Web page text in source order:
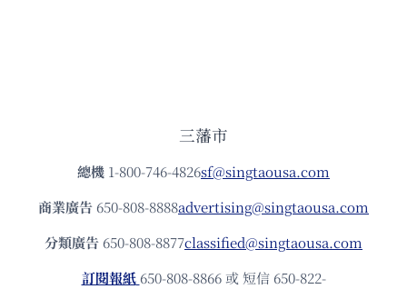
三藩市
總機 1-800-746-4826sf@singtaousa.com
商業廣告 650-808-8888advertising@singtaousa.com
分類廣告 650-808-8877classified@singtaousa.com
訂閱報紙 650-808-8866 或 短信 650-822-